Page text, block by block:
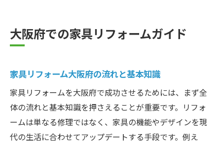
大阪府での家具リフォームガイド
家具リフォーム大阪府の流れと基本知識
家具リフォームを大阪府で成功させるためには、まず全
体の流れと基本知識を押さえることが重要です。リフォ
ームは単なる修理ではなく、家具の機能やデザインを現
代の生活に合わせてアップデートする手段です。例え